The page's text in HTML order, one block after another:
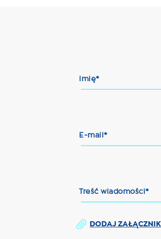
Imię*
E-mail*
Treść wiadomości*
DODAJ ZAŁĄCZNIK